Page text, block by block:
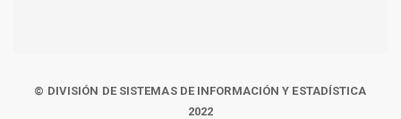
© DIVISIÓN DE SISTEMAS DE INFORMACIÓN Y ESTADÍSTICA
2022